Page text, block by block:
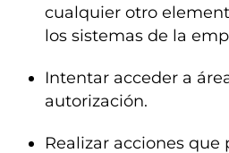
cualquier otro
los sistemas de la
Intentar acceder a
autorización.
Realizar acciones